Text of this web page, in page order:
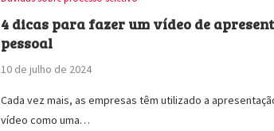
4 dicas para fazer um vídeo de
pessoal
10 de julho de 2024
Cada vez mais, as empresas têm utilizado a
vídeo como uma…